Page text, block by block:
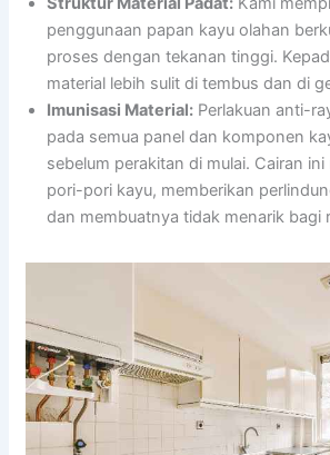
penggunaan papan kayu olahan
proses dengan tekanan tinggi.
material lebih sulit di tembus dan di
Imunisasi Material: Perlakuan anti-
pada semua panel dan komponen
sebelum perakitan di mulai. Cairan
pori-pori kayu, memberikan
dan membuatnya tidak menarik bagi